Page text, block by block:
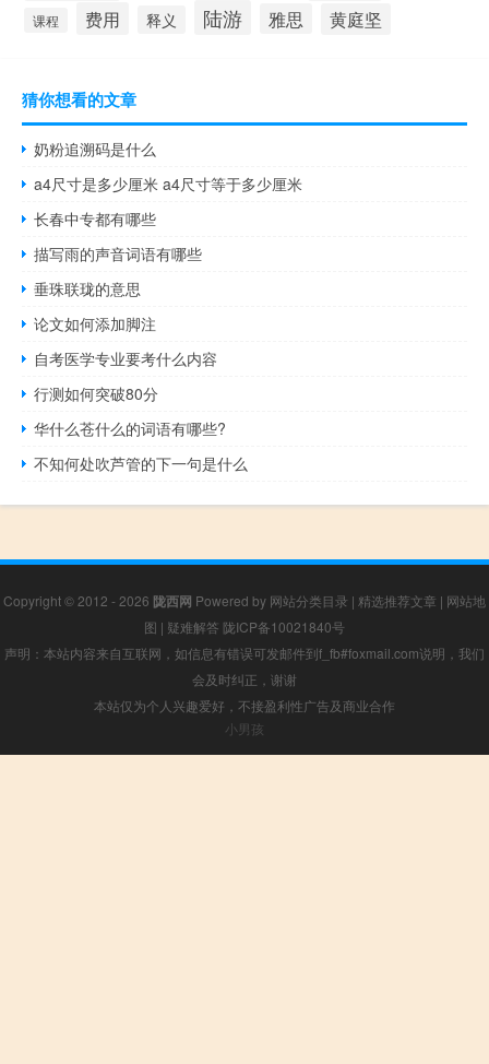
课程 费用 释义 陆游 雅思 黄庭坚
猜你想看的文章
奶粉追溯码是什么
a4尺寸是多少厘米 a4尺寸等于多少厘米
长春中专都有哪些
描写雨的声音词语有哪些
垂珠联珑的意思
论文如何添加脚注
自考医学专业要考什么内容
行测如何突破80分
华什么苍什么的词语有哪些?
不知何处吹芦管的下一句是什么
Copyright © 2012 - 2026 陇西网 Powered by 网站分类目录 | 精选推荐文章 | 网站地
图 | 疑难解答 陇ICP备10021840号
声明：本站内容来自互联网，如信息有错误可发邮件到f_fb#foxmail.com说明，我们
会及时纠正，谢谢
本站仅为个人兴趣爱好，不接盈利性广告及商业合作
小男孩